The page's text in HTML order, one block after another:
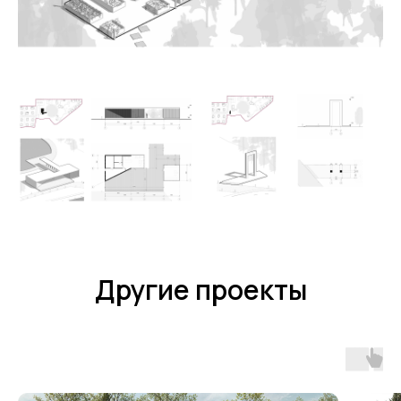
Другие проекты
обсудить ваш проект
+7